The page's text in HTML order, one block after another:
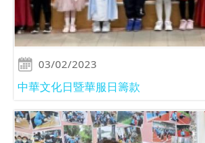
03/02/2023
中華文化日暨華服日籌款